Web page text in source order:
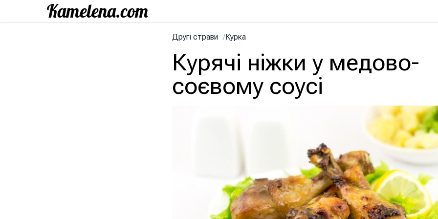
Другі страви /Курка
Курячі ніжки у медово-
соєвому соусі